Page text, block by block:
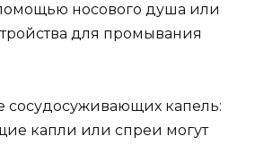
носового душа или
для промывания
сосудосуживающих капель:
капли или спреи могут